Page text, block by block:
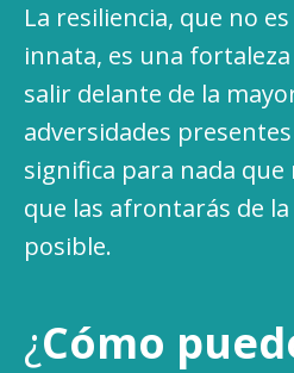
La resiliencia, que no
innata, es una
salir delante de la
adversidades
significa para nada
que las afrontarás de
posible.
¿Cómo